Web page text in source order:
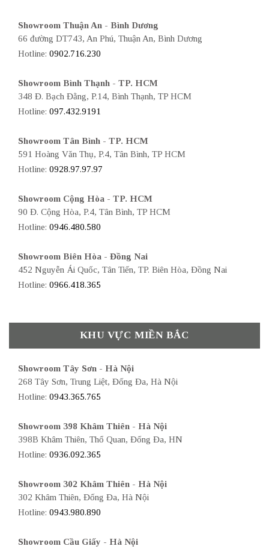
Showroom Thuận An - Bình Dương
66 đường DT743, An Phú, Thuận An, Bình Dương
Hotline: 0902.716.230
Showroom Bình Thạnh - TP. HCM
348 Đ. Bạch Đằng, P.14, Bình Thạnh, TP HCM
Hotline: 097.432.9191
Showroom Tân Bình - TP. HCM
591 Hoàng Văn Thụ, P.4, Tân Bình, TP HCM
Hotline: 0928.97.97.97
Showroom Cộng Hòa - TP. HCM
90 Đ. Cộng Hòa, P.4, Tân Bình, TP HCM
Hotline: 0946.480.580
Showroom Biên Hòa - Đồng Nai
452 Nguyễn Ái Quốc, Tân Tiến, TP. Biên Hòa, Đồng Nai
Hotline: 0966.418.365
KHU VỰC MIỀN BẮC
Showroom Tây Sơn - Hà Nội
268 Tây Sơn, Trung Liệt, Đống Đa, Hà Nội
Hotline: 0943.365.765
Showroom 398 Khâm Thiên - Hà Nội
398B Khâm Thiên, Thổ Quan, Đống Đa, HN
Hotline: 0936.092.365
Showroom 302 Khâm Thiên - Hà Nội
302 Khâm Thiên, Đống Đa, Hà Nội
Hotline: 0943.980.890
Showroom Cầu Giấy - Hà Nội